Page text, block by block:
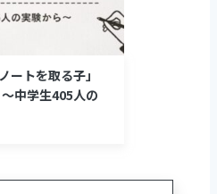
ートを取る子」
中学生405人の